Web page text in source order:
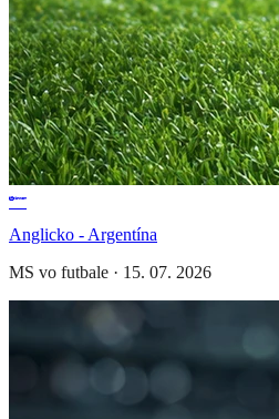
Anglicko - Argentína
MS vo futbale · 15. 07. 2026